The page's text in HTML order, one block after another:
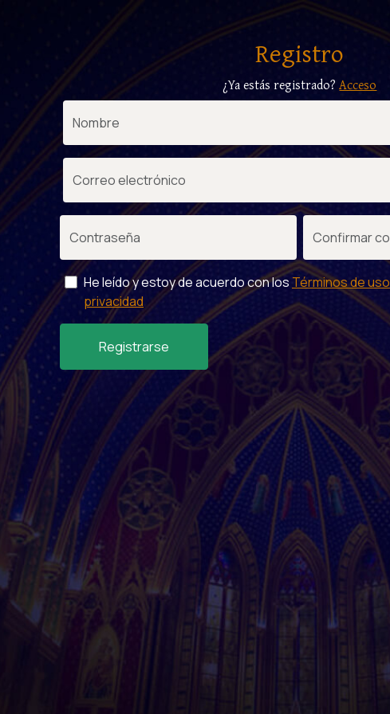
Registro
¿Ya estás registrado?Acceso
He leído y estoy de acuerdo con los Términos de uso
privacidad
Registrarse